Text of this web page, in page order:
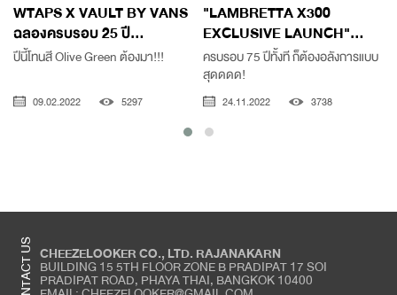
WTAPS X VAULT BY VANS
ฉลองครบรอบ 25 ปี...
ปีนี้โทนสี Olive Green ต้องมา!!!
09.02.2022 5297
"LAMBRETTA X300
EXCLUSIVE LAUNCH"...
ครบรอบ 75 ปีทั้งที ก็ต้องอลังการแบบ
สุดดดด!
24.11.2022 3738
CONTACT US CHEEZELOOKER CO., LTD. RAJANAKARN
BUILDING 15 5TH FLOOR ZONE B PRADIPAT 17 SOI
PRADIPAT ROAD, PHAYA THAI, BANGKOK 10400